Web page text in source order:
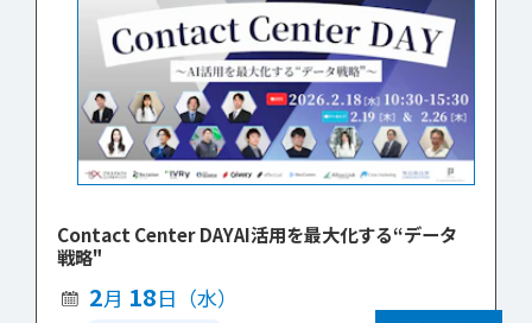
Contact Center DAYAI活用を最大化する“データ
戦略"
2月 18日（水）